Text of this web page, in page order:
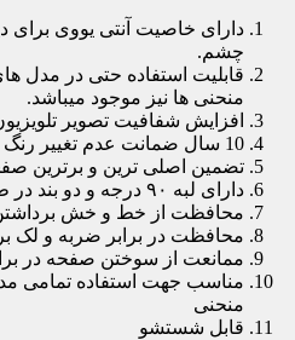
دارای خاصیت آنتی یووی
چشم.
قابلیت استفاده حتی در
منحنی ها نیز موجود میباشد.
افزایش شفافیت تصویر
10 سال ضمانت عدم تغییر رنگ و کیفیت
تضمین اصلی ترین و برترین
دارای لبه ۹۰ درجه و دو بند در طرفین و خم یک تکه و سراسری
محافظت از خط و خش برداشتن
محافظت در برابر ضربه و لک
ممانعت از سوختن صفحه در
منحنی
قابل شستشو